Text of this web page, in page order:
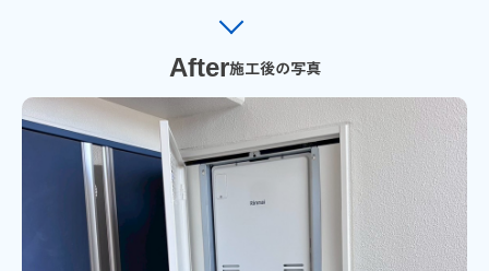
After施工後の写真